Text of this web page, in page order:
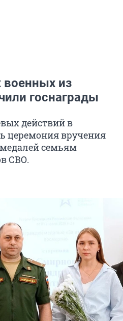
из
госнаграды
действий в
церемония вручения
семьям
СВО.